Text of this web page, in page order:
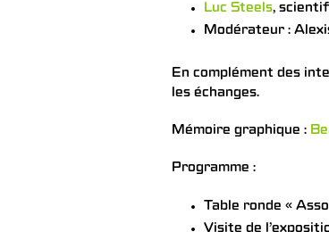
Luc Steels,
Modérateur :
En complément des
les échanges.
Mémoire graphique :
Programme :
Table ronde «
Visite de